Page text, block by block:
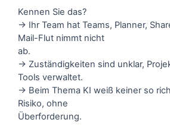
Kennen Sie das?
→ Ihr Team hat Teams, Planner,
Mail-Flut nimmt nicht
ab.
→ Zuständigkeiten sind unklar,
Tools verwaltet.
→ Beim Thema KI weiß keiner so
Risiko, ohne
Überforderung.